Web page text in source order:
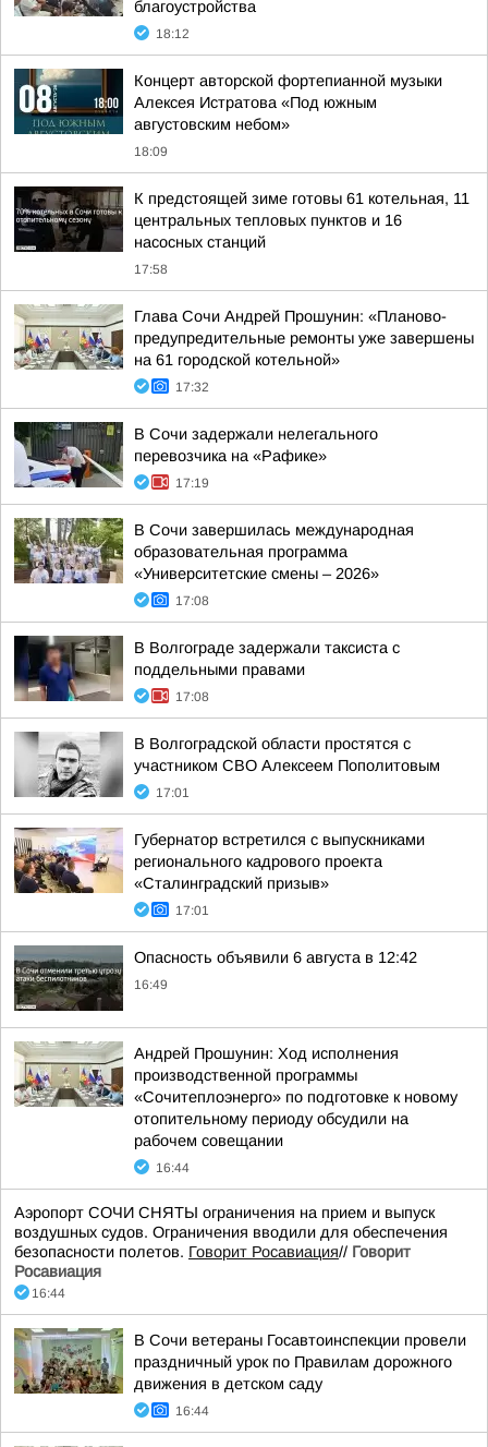
благоустройства
18:12
Концерт авторской фортепианной музыки
Алексея Истратова «Под южным
августовским небом»
18:09
К предстоящей зиме готовы 61 котельная, 11
центральных тепловых пунктов и 16
насосных станций
17:58
Глава Сочи Андрей Прошунин: «Планово-
предупредительные ремонты уже завершены
на 61 городской котельной»
17:32
В Сочи задержали нелегального
перевозчика на «Рафике»
17:19
В Сочи завершилась международная
образовательная программа
«Университетские смены – 2026»
17:08
В Волгограде задержали таксиста с
поддельными правами
17:08
В Волгоградской области простятся с
участником СВО Алексеем Пополитовым
17:01
Губернатор встретился с выпускниками
регионального кадрового проекта
«Сталинградский призыв»
17:01
Опасность объявили 6 августа в 12:42
16:49
Андрей Прошунин: Ход исполнения
производственной программы
«Сочитеплоэнерго» по подготовке к новому
отопительному периоду обсудили на
рабочем совещании
16:44
Аэропорт СОЧИ СНЯТЫ ограничения на прием и выпуск
воздушных судов. Ограничения вводили для обеспечения
безопасности полетов. Говорит Росавиация// Говорит
Росавиация
16:44
В Сочи ветераны Госавтоинспекции провели
праздничный урок по Правилам дорожного
движения в детском саду
16:44